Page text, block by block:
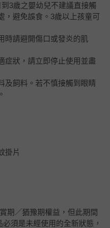
3歲之嬰幼兒不建議直接觸
，避免誤食。3歲以上孩童可
時請避開傷口或發炎的肌
症狀，請立即停止使用並盡
及飼料。若不慎接觸到眼睛
掛片
期／猶豫期權益，但此期間
須是未經使用的全新狀態，